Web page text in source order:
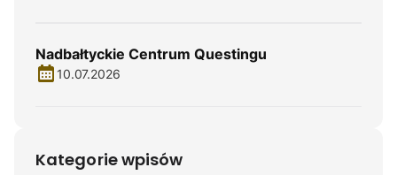
Nadbałtyckie Centrum Questingu
10.07.2026
Kategorie wpisów